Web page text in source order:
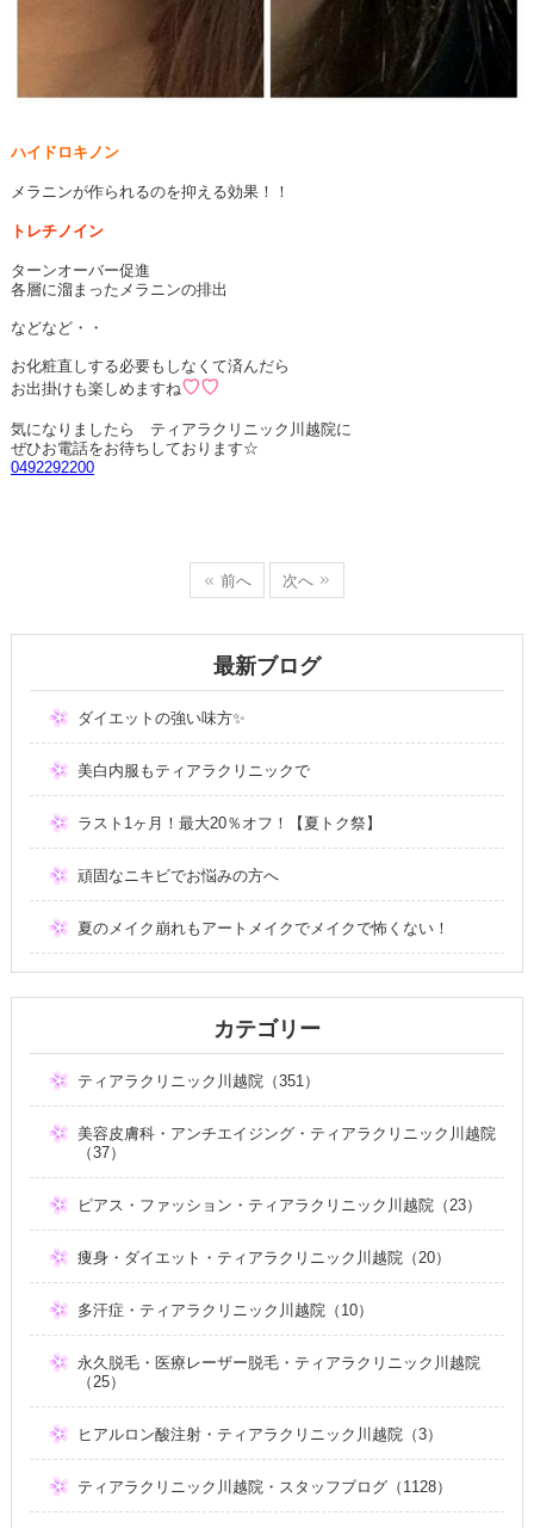
ハイドロキノン
メラニンが作られるのを抑える効果！！
トレチノイン
ターンオーバー促進
各層に溜まったメラニンの排出
などなど・・
お化粧直しする必要もしなくて済んだら
お出掛けも楽しめますね♡♡
気になりましたら ティアラクリニック川越院に
ぜひお電話をお待ちしております☆
0492292200
前へ 次へ
最新ブログ
ダイエットの強い味方✨
美白内服もティアラクリニックで
ラスト1ヶ月！最大20％オフ！【夏トク祭】
頑固なニキビでお悩みの方へ
夏のメイク崩れもアートメイクでメイクで怖くない！
カテゴリー
ティアラクリニック川越院（351）
美容皮膚科・アンチエイジング・ティアラクリニック川越院
（37）
ピアス・ファッション・ティアラクリニック川越院（23）
痩身・ダイエット・ティアラクリニック川越院（20）
多汗症・ティアラクリニック川越院（10）
永久脱毛・医療レーザー脱毛・ティアラクリニック川越院
（25）
ヒアルロン酸注射・ティアラクリニック川越院（3）
ティアラクリニック川越院・スタッフブログ（1128）